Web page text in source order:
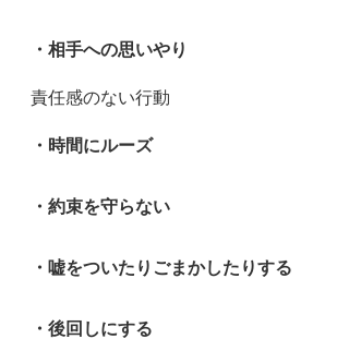
・相手への思いやり
責任感のない行動
・時間にルーズ
・約束を守らない
・嘘をついたりごまかしたりする
・後回しにする